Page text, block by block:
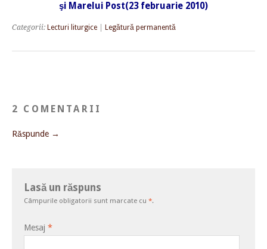
şi Marelui Post(23 februarie 2010)
Categorii: Lecturi liturgice Legătură permanentă
2 COMENTARII
Răspunde →
Lasă un răspuns
Câmpurile obligatorii sunt marcate cu *.
Mesaj *